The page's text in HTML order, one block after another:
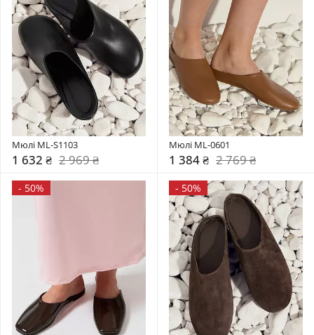
Мюлі ML-S1103
1 632 ₴ 2 969 ₴
Мюлі ML-0601
1 384 ₴ 2 769 ₴
- 50% - 50%